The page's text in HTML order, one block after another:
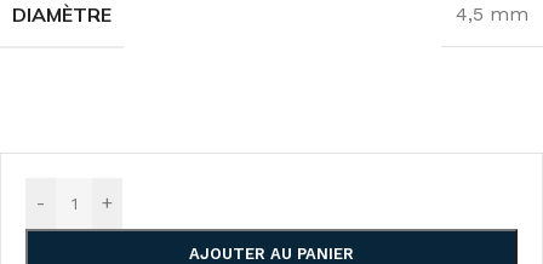
DIAMÈTRE 4,5 mm
- +
AJOUTER AU PANIER